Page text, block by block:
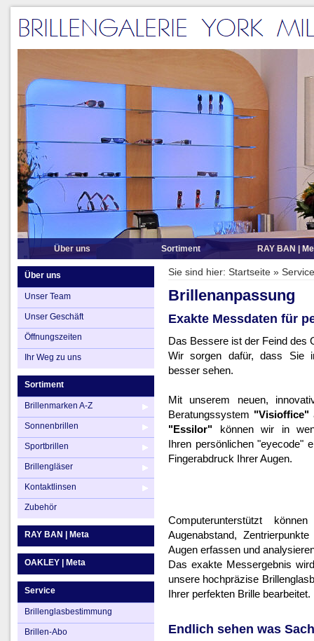
Über uns
Unser Geschäft
Öffnungszeiten
Ihr Weg zu uns
Sortiment
Brillenmarken A-Z
Sonnenbrillen
Sportbrillen
Kontaktlinsen
Zubehör
RAY BAN |
Über uns
Unser Team
Unser Geschäft
Öffnungszeiten
Ihr Weg zu uns
Sortiment
Brillenmarken A-Z
Sonnenbrillen
Sportbrillen
Brillengläser
Kontaktlinsen
Zubehör
RAY BAN | Meta
OAKLEY | Meta
Service
Brillenglasbestimmung
Brillen-Abo
Sie sind hier: Startseite » Service
Brillenanpassung
Exakte Messdaten für
Das Bessere ist der Feind des
Wir sorgen dafür, dass Sie
besser sehen.
Mit unserem neuen,
Beratungssystem "Visioffice"
"Essilor" können wir in
Ihren persönlichen "eyecode"
Fingerabdruck Ihrer Augen.
Computerunterstützt
Augenabstand,
Augen erfassen und
Das exakte Messergebnis
unsere hochpräzise
Ihrer perfekten Brille bearbeitet.
Endlich sehen was